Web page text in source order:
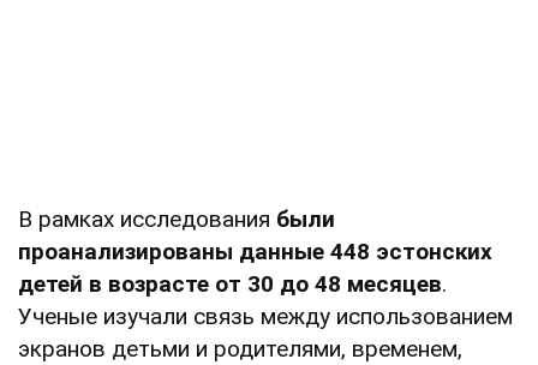
В рамках исследования были
проанализированы данные 448 эстонских
детей в возрасте от 30 до 48 месяцев.
Ученые изучали связь между использованием
экранов детьми и родителями, временем,